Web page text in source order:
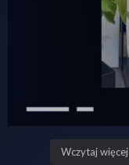
Wczytaj więcej